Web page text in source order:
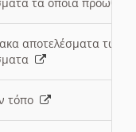
αποτελέσματα
τόπο